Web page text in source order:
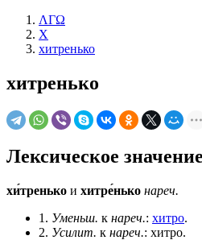
ΛΓΩ
Х
хитренько
хитренько
Лексическое значение
хи́тренько и хитре́нько нареч.
1. Уменьш. к нареч.: хитро.
2. Усилит. к нареч.: хитро.